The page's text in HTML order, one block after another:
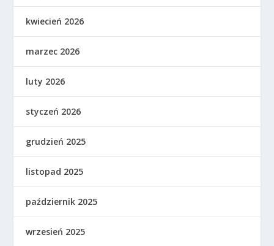
kwiecień 2026
marzec 2026
luty 2026
styczeń 2026
grudzień 2025
listopad 2025
październik 2025
wrzesień 2025